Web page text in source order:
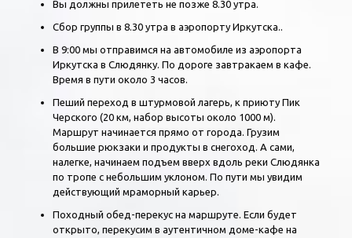
Вы должны прилететь не позже 8.30 утра.
Сбор группы в 8.30 утра в аэропорту Иркутска..
В 9:00 мы отправимся на автомобиле из аэропорта
Иркутска в Слюдянку. По дороге завтракаем в кафе.
Время в пути около 3 часов.
Пеший переход в штурмовой лагерь, к приюту Пик
Черского (20 км, набор высоты около 1000 м).
Маршрут начинается прямо от города. Грузим
большие рюкзаки и продукты в снегоход. А сами,
налегке, начинаем подъем вверх вдоль реки Слюдянка
по тропе с небольшим уклоном. По пути мы увидим
действующий мраморный карьер.
Походный обед-перекус на маршруте. Если будет
открыто, перекусим в аутентичном доме-кафе на